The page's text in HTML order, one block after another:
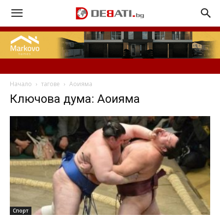
Начало тагове Аоияма
Ключова дума: Аоияма
Спорт